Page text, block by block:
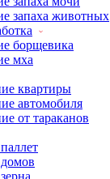
запаха животных
борщевика
мха
квартиры
автомобиля
от тараканов